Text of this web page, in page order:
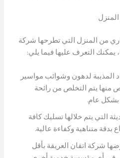
من المنزل التي تطرحها شركة
يمكنك التعرف عليها فيما يلي:
المذيبة لدهون وشوائب مواسير
منها يتم التخلص من رائحة
بشكل عام.
التي يتم خلالها تسليك كافة
بدقة متناهية وكفاءة عالية.
شركة اتقان العريقة بأقل